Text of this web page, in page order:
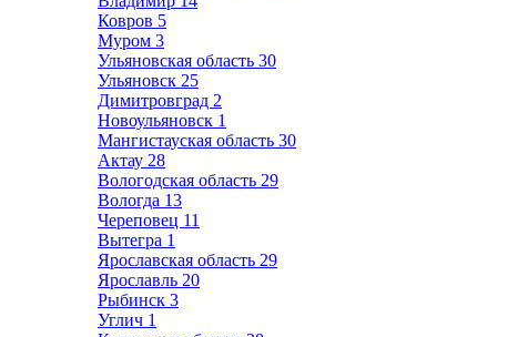
Ковров 5
Муром 3
Ульяновская область 30
Ульяновск 25
Димитровград 2
Новоульяновск 1
Мангистауская область 30
Актау 28
Вологодская область 29
Вологда 13
Череповец 11
Вытегра 1
Ярославская область 29
Ярославль 20
Рыбинск 3
Углич 1